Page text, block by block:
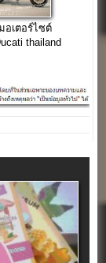
อเตอร์ไซต์
thailand